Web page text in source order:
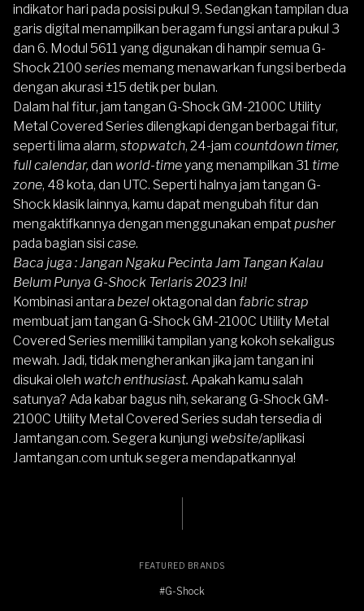
indikator hari pada posisi pukul 9. Sedangkan tampilan dua
garis digital menampilkan beragam fungsi antara pukul 3
dan 6. Modul 5611 yang digunakan di hampir semua G-
Shock 2100 seriesmemang menawarkan fungsi berbeda
dengan akurasi ±15 detik per bulan.
Dalam hal fitur, jam tangan G-Shock GM-2100C Utility
Metal Covered Series dilengkapi dengan berbagai fitur,
seperti lima alarm, stopwatch, 24-jam countdown timer,
full calendar, dan world-timeyang menampilkan 31 time
zone, 48 kota, dan UTC. Seperti halnya jam tangan G-
Shock klasik lainnya, kamu dapat mengubah fitur dan
mengaktifkannya dengan menggunakan empat pusher
pada bagian sisi case.
Baca juga : Jangan Ngaku Pecinta Jam Tangan Kalau
Belum Punya G-Shock Terlaris 2023 Ini!
Kombinasi antara bezeloktagonal dan fabric strap
membuat jam tangan G-Shock GM-2100C Utility Metal
Covered Series memiliki tampilan yang kokoh sekaligus
mewah. Jadi, tidak mengherankan jika jam tangan ini
disukai oleh watch enthusiast. Apakah kamu salah
satunya? Ada kabar bagus nih, sekarang G-Shock GM-
2100C Utility Metal Covered Series sudah tersedia di
Jamtangan.com. Segera kunjungi website/aplikasi
Jamtangan.com untuk segera mendapatkannya!
FEATURED BRANDS
#G-Shock